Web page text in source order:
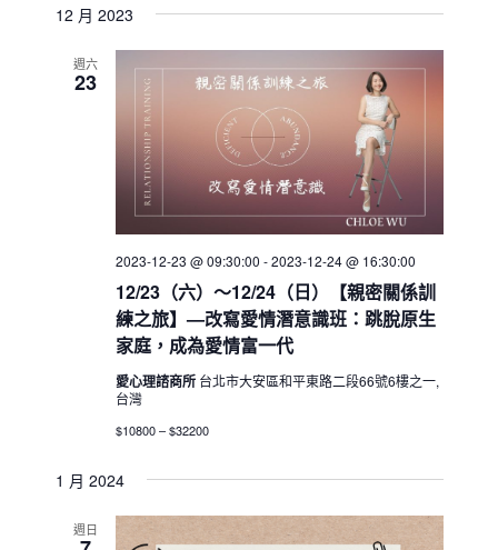
12 月 2023
週六
23
12/23（六）～12/24（日）【親密關係訓
練之旅】—改寫愛情潛意識班：跳脫原生
家庭，成為愛情富一代
2023-12-23 @ 09:30:00 -2023-12-24 @ 16:30:00
愛心理諮商所 台北市大安區和平東路二段66號6樓之一,
台灣
$10800 – $32200
1 月 2024
週日